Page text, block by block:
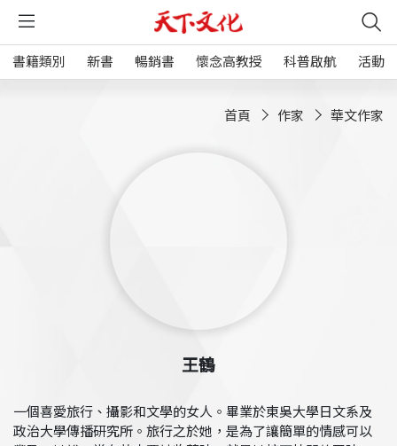
書籍類別 新書 暢銷書 懷念高教授 科普啟航 活動
首頁 作家 華文作家
王鶴
一個喜愛旅行、攝影和文學的女人。畢業於東吳大學日文系及
政治大學傳播研究所。旅行之於她，是為了讓簡單的情感可以